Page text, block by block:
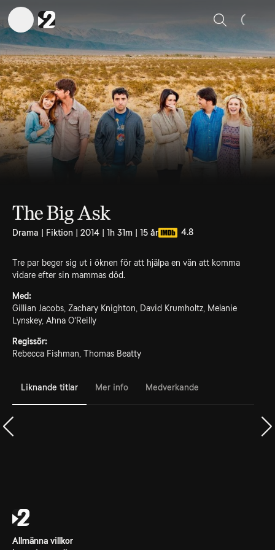
Sök
The Big Ask
Drama | Fiktion | 2014 | 1h 31m | 15 år 4.8
Tre par beger sig ut i öknen för att hjälpa en vän att komma
vidare efter sin mammas död.
Med:
Gillian Jacobs, Zachary Knighton, David Krumholtz, Melanie
Lynskey, Ahna O'Reilly
Regissör:
Rebecca Fishman, Thomas Beatty
Liknande titlar Mer info Medverkande
Allmänna villkor